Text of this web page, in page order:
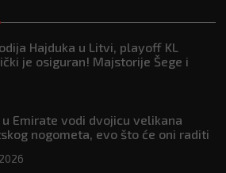
Hajduka u Litvi, playoff KL
je osiguran! Majstorije Šege i
u Emirate vodi dvojicu velikana
nogometa, evo što će oni raditi